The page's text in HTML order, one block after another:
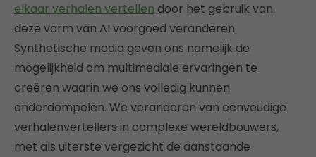
elkaar verhalen vertellen door het gebruik van
deze vorm van AI voorgoed veranderen.
Synthetische media geven ons namelijk de
mogelijkheid om multimediale ervaringen te
creëren waarin we ons volledig kunnen
onderdompelen. We veranderen van eenvoudige
verhalenvertellers in complexe wereldbouwers,
met als uiterste vergezicht de aanstaande